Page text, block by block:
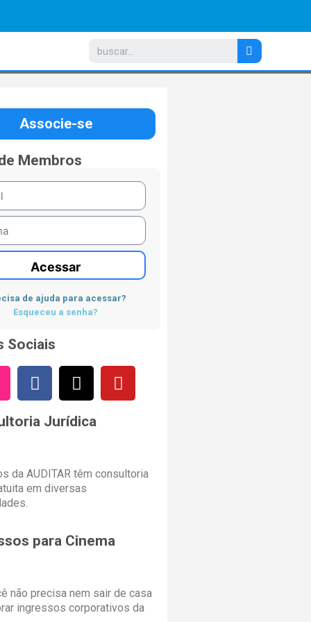
Associe-se
Membros
Acessar
de ajuda para acessar?
Esqueceu a senha?
Sociais
Jurídica
da AUDITAR têm consultoria
em diversas
para Cinema
não precisa nem sair de casa
ingressos corporativos da